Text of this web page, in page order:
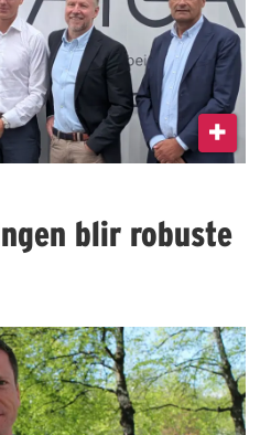
blir robuste